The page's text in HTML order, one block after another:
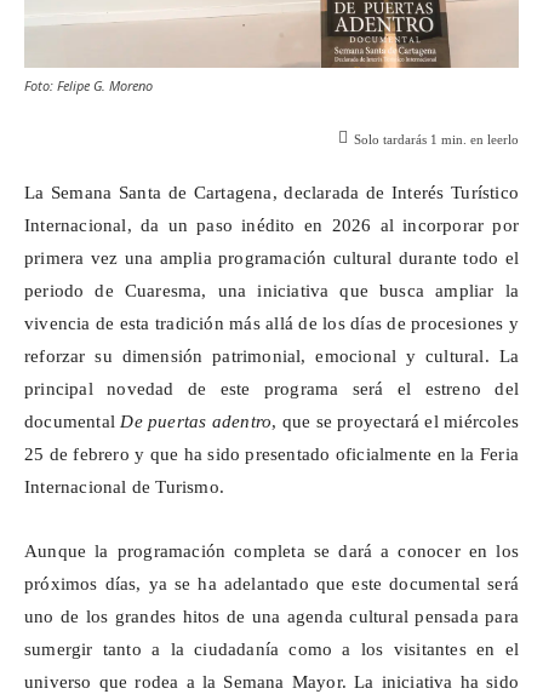
Foto: Felipe G. Moreno
Solo tardarás 1 min. en leerlo
La Semana Santa de Cartagena, declarada de Interés Turístico
Internacional, da un paso inédito en 2026 al incorporar por
primera vez una amplia programación cultural durante todo el
periodo de Cuaresma, una iniciativa que busca ampliar la
vivencia de esta tradición más allá de los días de procesiones y
reforzar su dimensión patrimonial, emocional y cultural. La
principal novedad de este programa será el estreno del
documental De puertas adentro, que se proyectará el miércoles
25 de febrero y que ha sido presentado oficialmente en la Feria
Internacional de Turismo.
Aunque la programación completa se dará a conocer en los
próximos días, ya se ha adelantado que este documental será
uno de los grandes hitos de una agenda cultural pensada para
sumergir tanto a la ciudadanía como a los visitantes en el
universo que rodea a la Semana Mayor. La iniciativa ha sido